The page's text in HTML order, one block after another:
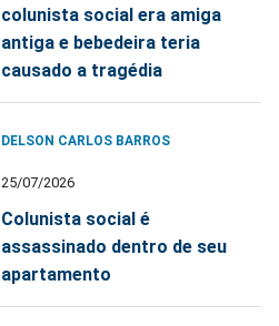
colunista social era amiga
antiga e bebedeira teria
causado a tragédia
DELSON CARLOS BARROS
25/07/2026
Colunista social é
assassinado dentro de seu
apartamento